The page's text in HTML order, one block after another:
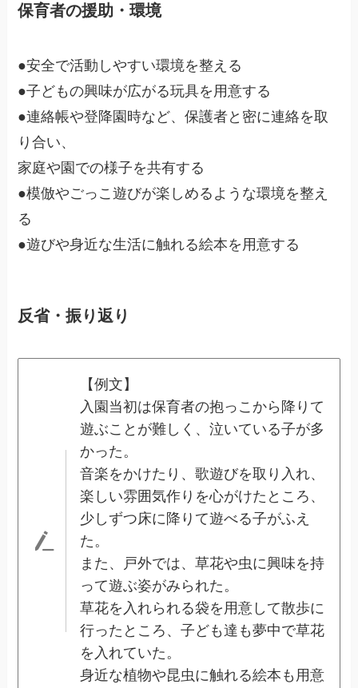
保育者の援助・環境
●安全で活動しやすい環境を整える
●子どもの興味が広がる玩具を用意する
●連絡帳や登降園時など、保護者と密に連絡を取
り合い、
家庭や園での様子を共有する
●模倣やごっこ遊びが楽しめるような環境を整え
る
●遊びや身近な生活に触れる絵本を用意する
反省・振り返り
【例文】
入園当初は保育者の抱っこから降りて
遊ぶことが難しく、泣いている子が多
かった。
音楽をかけたり、歌遊びを取り入れ、
楽しい雰囲気作りを心がけたところ、
少しずつ床に降りて遊べる子がふえ
た。
また、戸外では、草花や虫に興味を持
って遊ぶ姿がみられた。
草花を入れられる袋を用意して散歩に
行ったところ、子ども達も夢中で草花
を入れていた。
身近な植物や昆虫に触れる絵本も用意